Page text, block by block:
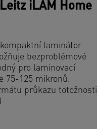
iLAM Home
laminátor
bezproblémové
pro laminovací
75-125 mikronů.
průkazu totožnosti